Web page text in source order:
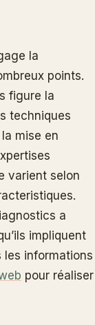
la
points.
figure la
techniques
mise en
varient selon
a
impliquent
les informations
pour réaliser